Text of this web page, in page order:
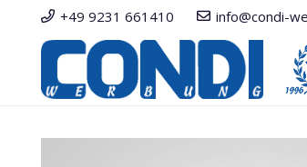
+49 9231 661410 info@condi-